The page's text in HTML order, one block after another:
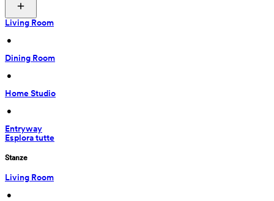
Living Room
•
Dining Room
•
Home Studio
•
Entryway
Esplora tutte
Stanze
Living Room
•